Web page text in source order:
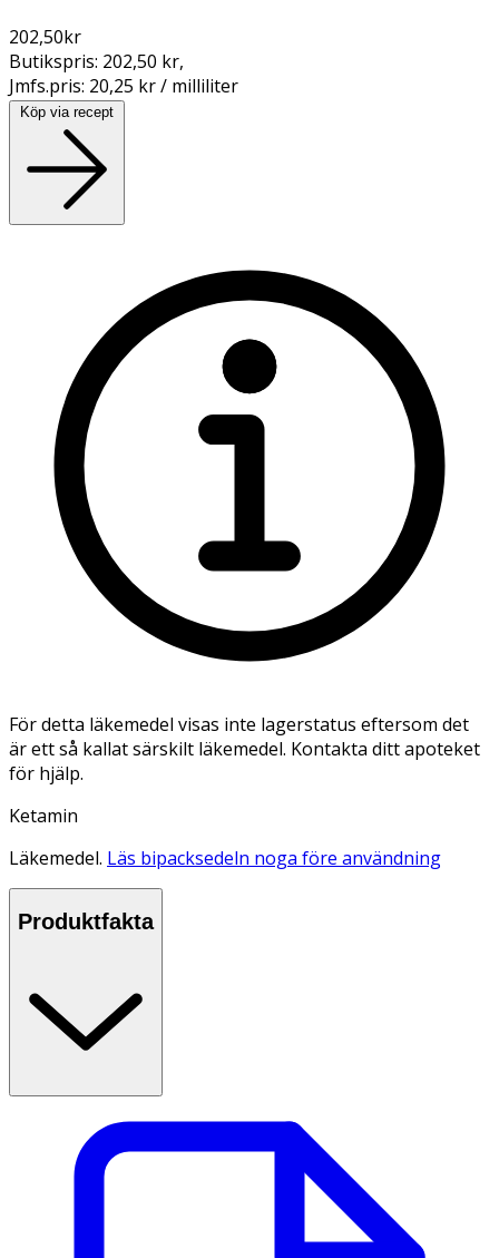
202,50kr
Butikspris: 202,50 kr,
Jmfs.pris: 20,25 kr / milliliter
Köp via recept
För detta läkemedel visas inte lagerstatus eftersom det
är ett så kallat särskilt läkemedel. Kontakta ditt apoteket
för hjälp.
Ketamin
Läkemedel. Läs bipacksedeln noga före användning
Produktfakta